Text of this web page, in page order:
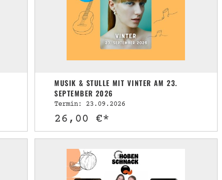
MUSIK & STULLE MIT VINTER AM 23.
SEPTEMBER 2026
Termin: 23.09.2026
26,00 €*